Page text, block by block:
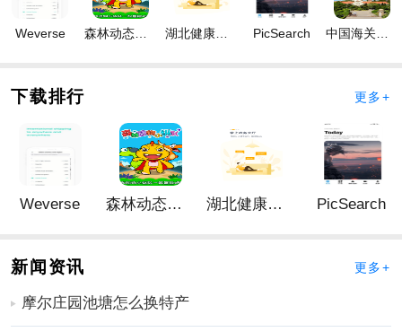
软件说明
1、丰富资源：全部视频内容完全免费，随心观看，零费
Weverse 森林动态壁纸 湖北健康科技 PicSearch 中国海关归类化验
下载排行 更多+
Weverse 森林动态壁纸 湖北健康科技 PicSearch
新闻资讯 更多+
摩尔庄园池塘怎么换特产